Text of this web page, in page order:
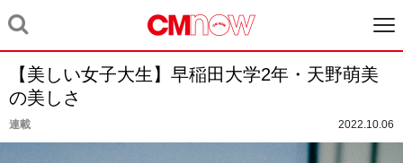
【美しい女子大生】早稲田大学2年・天野萌美
の美しさ
連載 2022.10.06